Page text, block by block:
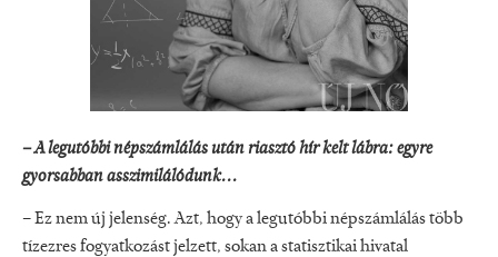
– A legutóbbi népszámlálás után riasztó hír kelt lábra: egyre
gyorsabban asszimilálódunk...
– Ez nem új jelenség. Azt, hogy a legutóbbi népszámlálás több
tízezres fogyatkozást jelzett, sokan a statisztikai hivatal